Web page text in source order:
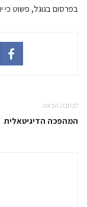
בפרסום בגוגל, פשוט כי
לכתבה הבאה
המהפכה הדיגיטאלית